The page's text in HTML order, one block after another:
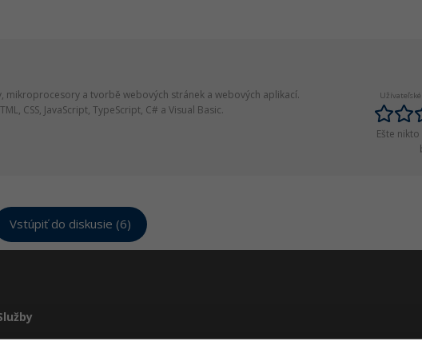
Ešte
a tvorbě webových stránek a webových aplikací.
CSS, JavaScript, TypeScript, C# a Visual Basic.
Vstúpiť do diskusie (6)